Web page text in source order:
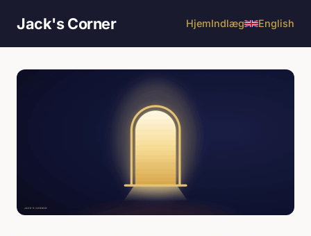
Jack's Corner HjemIndlæg English